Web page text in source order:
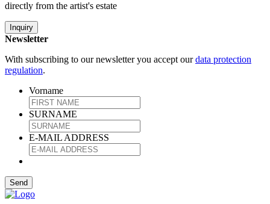
directly from the artist's estate
Inquiry
Newsletter
With subscribing to our newsletter you accept ourdata protection
regulation.
Vorname
SURNAME
E-MAIL ADDRESS